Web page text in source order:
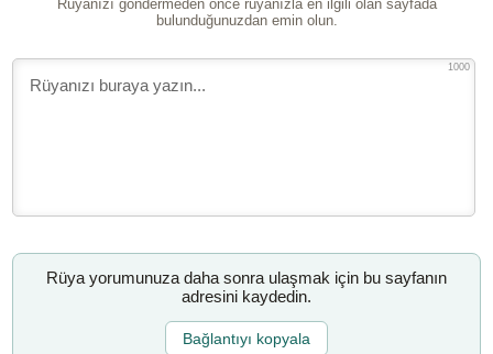
Rüyanızı göndermeden önce rüyanızla en ilgili olan sayfada
bulunduğunuzdan emin olun.
1000
Rüya yorumunuza daha sonra ulaşmak için bu sayfanın
adresini kaydedin.
Bağlantıyı kopyala